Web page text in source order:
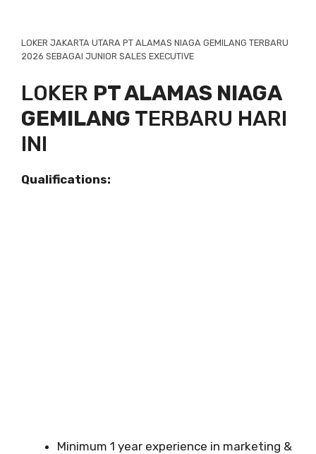
LOKER JAKARTA UTARA PT ALAMAS NIAGA GEMILANG TERBARU
2026 SEBAGAI JUNIOR SALES EXECUTIVE
LOKER PT ALAMAS NIAGA
GEMILANG TERBARU HARI
INI
Qualifications:
Minimum 1 year experience in marketing &